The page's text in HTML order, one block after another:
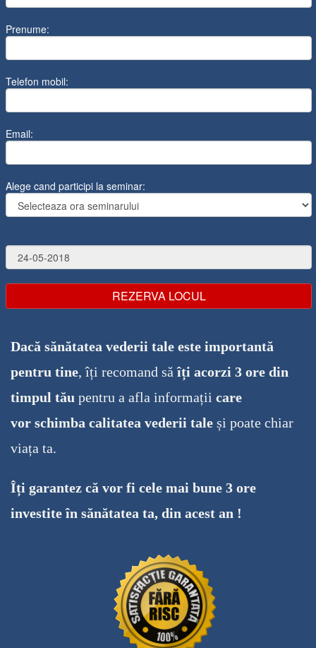
Prenume:
Telefon mobil:
Email:
Alege cand participi la seminar:
Dacă sănătatea vederii tale este importantă
pentru tine, îți recomand săîți acorzi 3 ore din
timpul tău pentru a afla informații care
vor schimba calitatea vederii tale și poate chiar
viața ta .
Îți garantez că vor fi cele mai bune 3 ore
investite în sănătatea ta, din acest an !